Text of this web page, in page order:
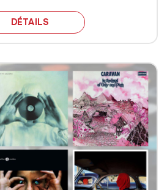
DÉTAILS LA JOURNÉE "40E DE